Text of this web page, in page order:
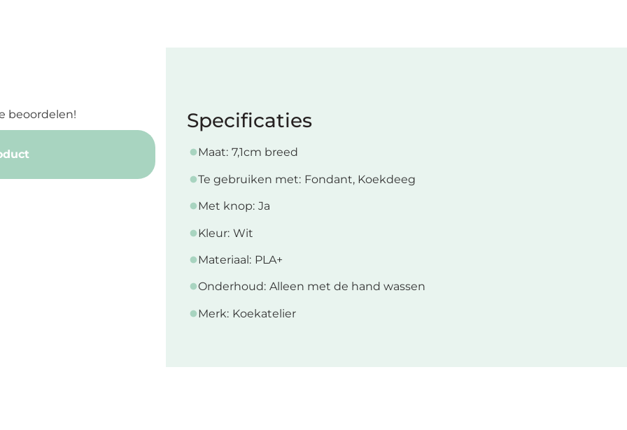
beoordelen! Specificaties
Maat: 7,1cm breed
Te gebruiken met: Fondant, Koekdeeg
Met knop: Ja
Kleur: Wit
Materiaal: PLA+
Onderhoud: Alleen met de hand wassen
Merk: Koekatelier